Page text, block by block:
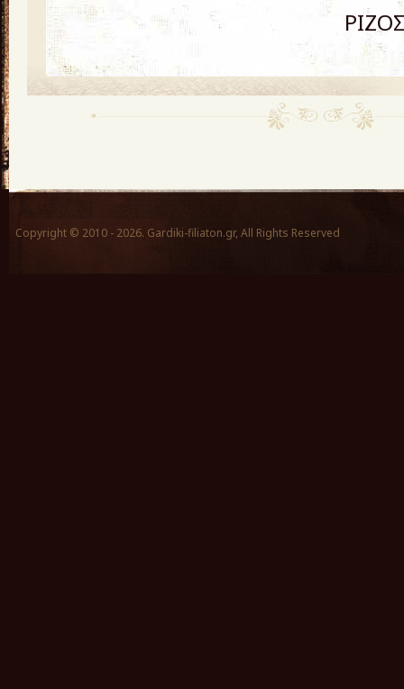
ΡΙΖΟΣ
Copyright © 2010 - 2026. Gardiki-filiaton.gr, All Rights Reserved